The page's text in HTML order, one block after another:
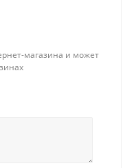
магазина и может